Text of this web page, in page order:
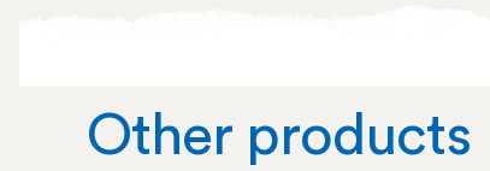
Other products